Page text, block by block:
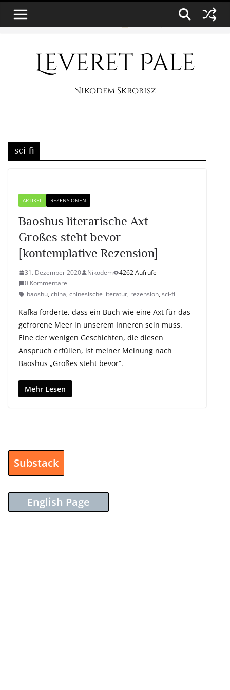
Zum
Inhalt
Leveret Pale
Nikodem Skrobisz
sci-fi
ARTIKEL REZENSIONEN
Baoshus literarische Axt –
Großes steht bevor
[kontemplative Rezension]
31. Dezember 2020 Nikodem
4262 Aufrufe
0 Kommentare
baoshu,china,chinesische literatur, rezension,sci-fi
Kafka forderte, dass ein Buch wie eine Axt für das
gefrorene Meer in unserem Inneren sein muss.
Eine der wenigen Geschichten, die diesen
Anspruch erfüllen, ist meiner Meinung nach
Baoshus „Großes steht bevor“.
Mehr Lesen
Substack
English Page